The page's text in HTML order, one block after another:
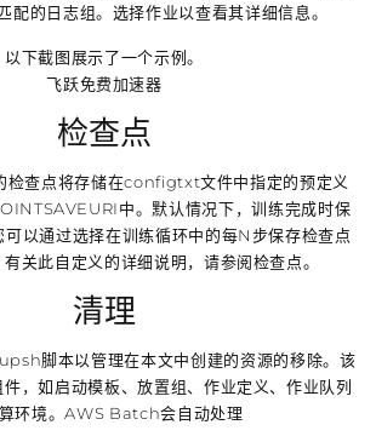
配的日志组。选择作业以查看其详细信息。
以下截图展示了一个示例。
飞跃免费加速器
检查点
检查点将存储在configtxt文件中指定的预定义
中。默认情况下，训练完成时保
以通过选择在训练循环中的每N步保存检查点
关此自定义的详细说明，请参阅检查点。
清理
脚本以管理在本文中创建的资源的移除。该
，如启动模板、放置组、作业定义、作业队列
环境。AWS Batch会自动处理